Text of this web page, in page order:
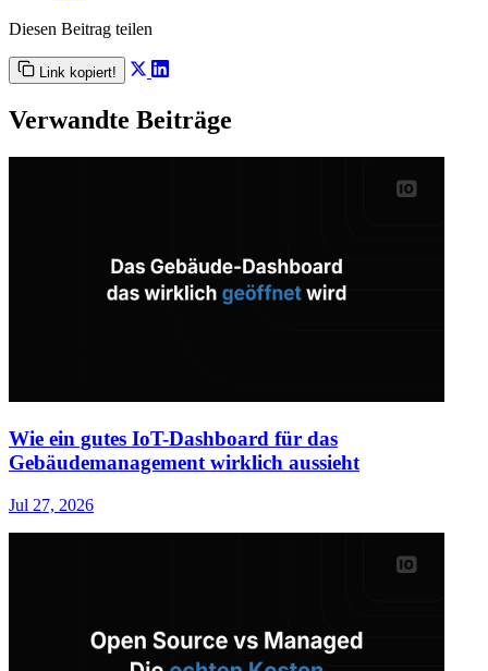
Diesen Beitrag teilen
Link kopiert!
Verwandte Beiträge
Wie ein gutes IoT-Dashboard für das
Gebäudemanagement wirklich aussieht
Jul 27, 2026